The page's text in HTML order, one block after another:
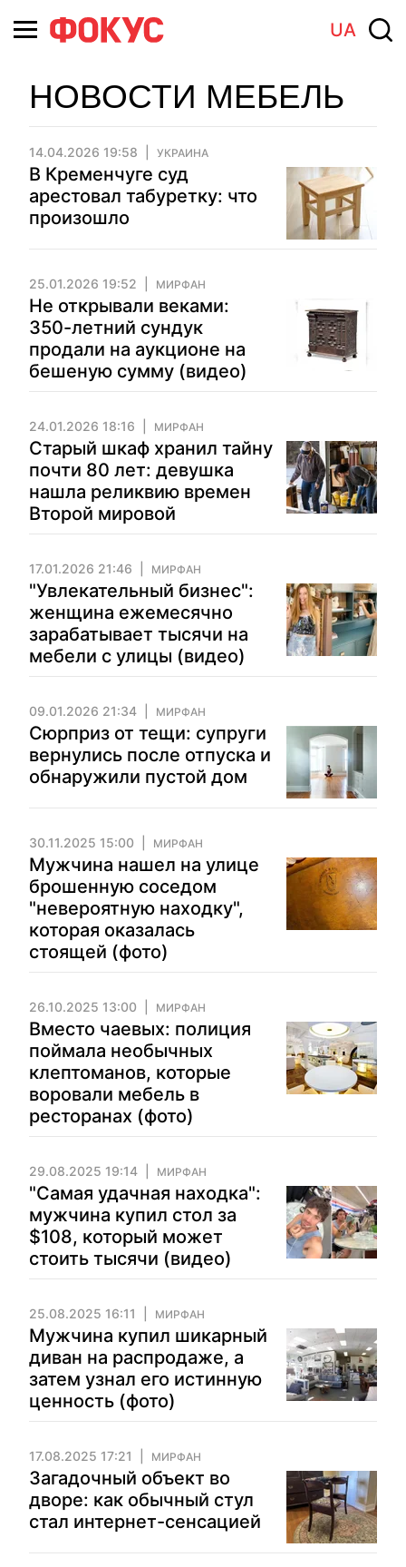
UA
НОВОСТИ МЕБЕЛЬ
14.04.2026 19:58 УКРАИНА
В Кременчуге суд
арестовал табуретку: что
произошло
25.01.2026 19:52 МИРФАН
Не открывали веками:
350-летний сундук
продали на аукционе на
бешеную сумму (видео)
24.01.2026 18:16 МИРФАН
Старый шкаф хранил тайну
почти 80 лет: девушка
нашла реликвию времен
Второй мировой
17.01.2026 21:46 МИРФАН
"Увлекательный бизнес":
женщина ежемесячно
зарабатывает тысячи на
мебели с улицы (видео)
09.01.2026 21:34 МИРФАН
Сюрприз от тещи: супруги
вернулись после отпуска и
обнаружили пустой дом
30.11.2025 15:00 МИРФАН
Мужчина нашел на улице
брошенную соседом
"невероятную находку",
которая оказалась
стоящей (фото)
26.10.2025 13:00 МИРФАН
Вместо чаевых: полиция
поймала необычных
клептоманов, которые
воровали мебель в
ресторанах (фото)
29.08.2025 19:14 МИРФАН
"Самая удачная находка":
мужчина купил стол за
$108, который может
стоить тысячи (видео)
25.08.2025 16:11 МИРФАН
Мужчина купил шикарный
диван на распродаже, а
затем узнал его истинную
ценность (фото)
17.08.2025 17:21 МИРФАН
Загадочный объект во
дворе: как обычный стул
стал интернет-сенсацией